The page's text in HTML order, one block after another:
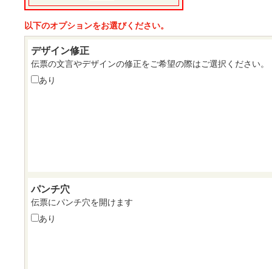
以下のオプションをお選びください。
デザイン修正
伝票の文言やデザインの修正をご希望の際はご選択ください。
あり
パンチ穴
伝票にパンチ穴を開けます
あり